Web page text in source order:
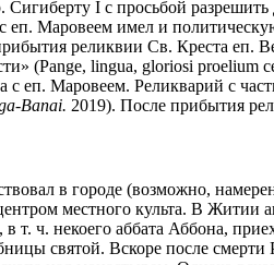
I с просьбой
Маровеем имел и
реликвии Св. Креста еп.
(Pange, lingua, gloriosi
еп. Маровеем. Реликварий с
Banai. 2019). После прибытия
в городе (возможно,
местного культа. В
т. ч. некоего аббата Аббона,
святой. Вскоре после